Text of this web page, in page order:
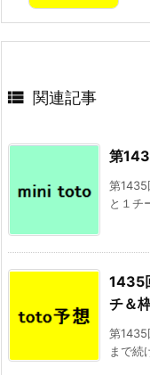
 関連記事
第
第1435
と１チ
1435
チ＆
第1435
まで続